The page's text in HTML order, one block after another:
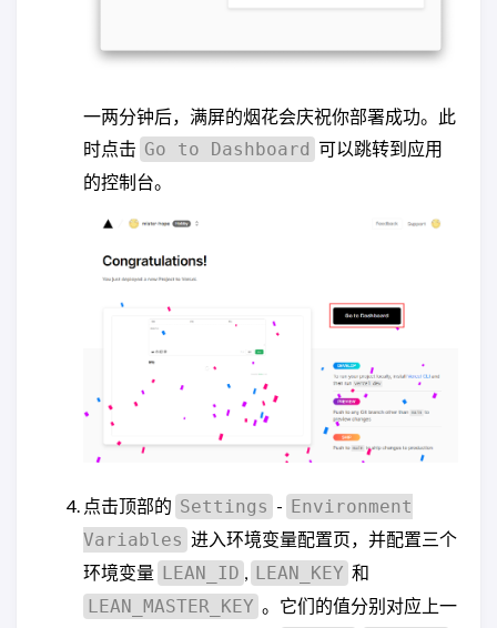
一两分钟后，满屏的烟花会庆祝你部署成功。此
时点击 Go to Dashboard 可以跳转到应用
的控制台。
点击顶部的 Settings - Environment
Variables 进入环境变量配置页，并配置三个
环境变量 LEAN_ID LEAN_KEY 和
LEAN_MASTER_KEY 。它们的值分别对应上一